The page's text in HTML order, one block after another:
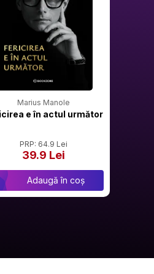
Marius Manole
e în actul următor
PRP: 64.9 Lei
39.9 Lei
Adaugă în coș